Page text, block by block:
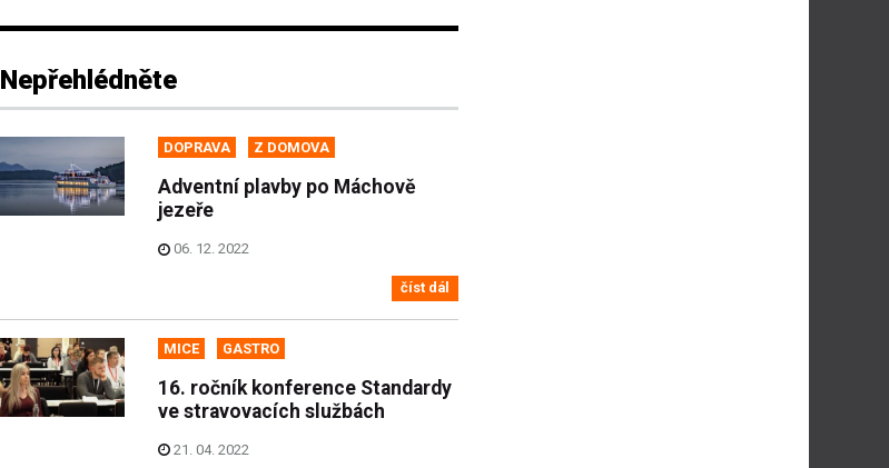
Nepřehlédněte
DOPRAVA Z DOMOVA
Adventní plavby po Máchově
jezeře
06. 12. 2022
číst dál
MICE GASTRO
16. ročník konference Standardy
ve stravovacích službách
21. 04. 2022